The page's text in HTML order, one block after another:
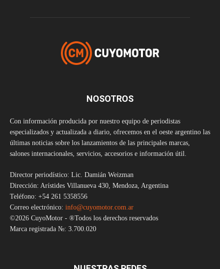
NOSOTROS
Con información producida por nuestro equipo de periodistas
especializados y actualizada a diario, ofrecemos en el oeste argentino las
últimas noticias sobre los lanzamientos de las principales marcas,
salones internacionales, servicios, accesorios e información útil.
Director periodístico: Lic. Damián Weizman
Dirección: Arístides Villanueva 430, Mendoza, Argentina
Teléfono: +54 261 5358556
Correo electrónico: info@cuyomotor.com.ar
©2026 CuyoMotor - ®Todos los derechos reservados
Marca registrada №: 3.700.020